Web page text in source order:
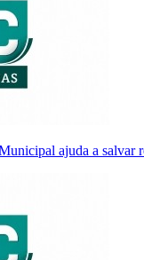
ajuda a salvar